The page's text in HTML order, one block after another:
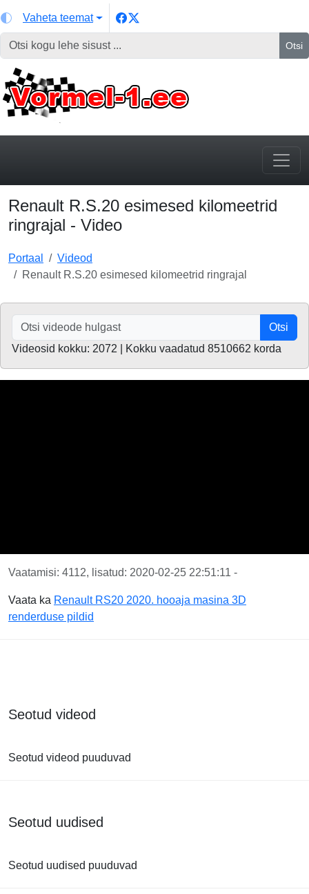
Vaheta teemat
Otsi
Renault R.S.20 esimesed kilomeetrid
ringrajal - Video
Portaal
Videod
Renault R.S.20 esimesed kilomeetrid ringrajal
Otsi
Videosid kokku: 2072 | Kokku vaadatud 8510662 korda
Vaatamisi: 4112, lisatud: 2020-02-25 22:51:11 -
Vaata ka Renault RS20 2020. hooaja masina 3D
renderduse pildid
Seotud videod
Seotud videod puuduvad
Seotud uudised
Seotud uudised puuduvad